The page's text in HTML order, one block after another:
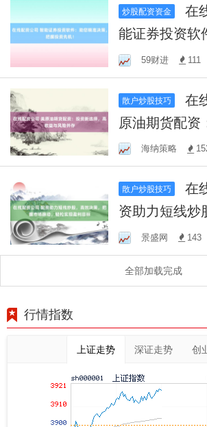
炒股配资资金
在线配资公司 智
能证券投资软
决策，把握投
59财进 111
散户炒股技巧
在线配资公司 美
原油期货配资
择，高收益与
海纳策略
散户炒股技巧
在线配资公司 配
资助力短线炒
策，把握市场
现盈利目标
景盛网 143
全部加载完成
行情指数
上证走势 深证走势 创